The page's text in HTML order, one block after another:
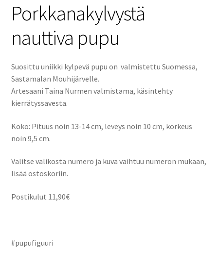
Porkkanakylvystä
nauttiva pupu
Suosittu uniikki kylpevä pupu on valmistettu Suomessa,
Sastamalan Mouhijärvelle.
Artesaani Taina Nurmen valmistama, käsintehty
kierrätyssavesta.
Koko: Pituus noin 13-14 cm, leveys noin 10 cm, korkeus
noin 9,5 cm.
Valitse valikosta numero ja kuva vaihtuu numeron mukaan,
lisää ostoskoriin.
Postikulut 11,90€
#pupufiguuri